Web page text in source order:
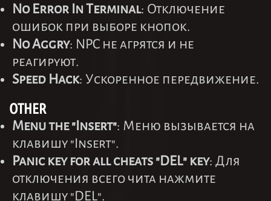
No Error In Terminal: Отключение
ошибок при выборе кнопок.
No Aggry: NPC не агрятся и не
реагируют.
Speed Hack: Ускоренное передвижение.
OTHER
Menu the "Insert": Меню вызывается на
клавишу "Insert".
Panic key for all cheats "DEL" key: Для
отключения всего чита нажмите
клавишу "DEL".